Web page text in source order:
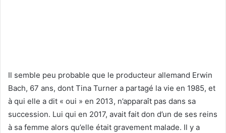
Il semble peu probable que le producteur allemand Erwin
Bach, 67 ans, dont Tina Turner a partagé la vie en 1985, et
à qui elle a dit « oui » en 2013, n’apparaît pas dans sa
succession. Lui qui en 2017, avait fait don d’un de ses reins
à sa femme alors qu’elle était gravement malade. Il y a